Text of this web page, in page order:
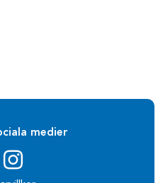
medier